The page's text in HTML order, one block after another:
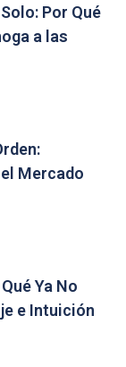
Por Qué
a las
Mercado
Ya No
e Intuición